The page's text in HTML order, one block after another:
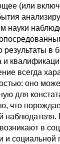
(или
науки
результаты в
и
всегда
оно
для
что
в
и социальной